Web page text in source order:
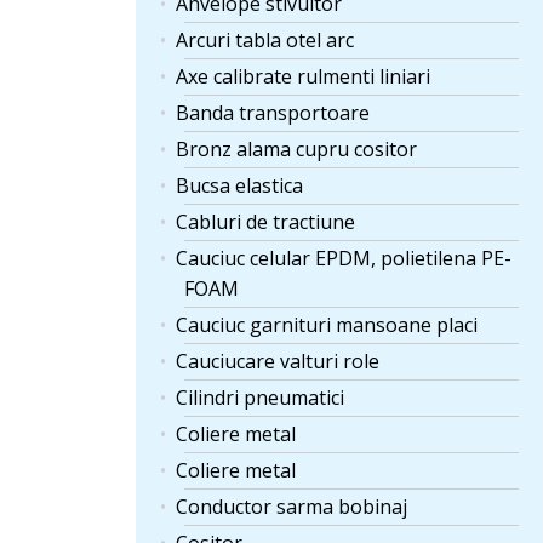
Arcuri tabla otel arc
Axe calibrate rulmenti liniari
Banda transportoare
Bronz alama cupru cositor
Bucsa elastica
Cabluri de tractiune
Cauciuc celular EPDM, polietilena PE-
FOAM
Cauciuc garnituri mansoane placi
Cauciucare valturi role
Cilindri pneumatici
Coliere metal
Coliere metal
Conductor sarma bobinaj